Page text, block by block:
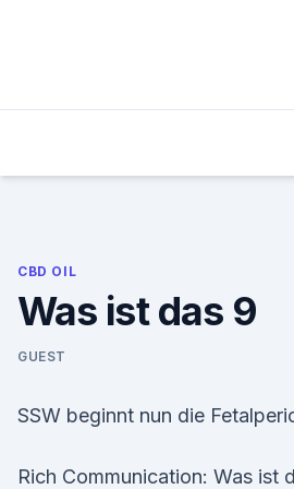
CBD OIL
Was ist das 9
GUEST
SSW beginnt nun die
Rich Communication: Was ist